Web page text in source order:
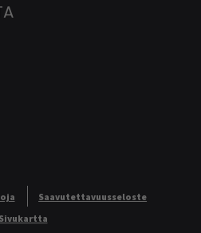
Saavutettavuusseloste
Sivukartta